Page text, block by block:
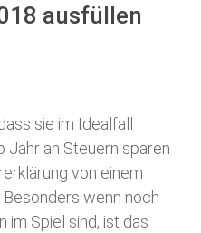
ausfüllen
sie im Idealfall
Jahr an Steuern sparen
von einem
. Besonders wenn noch
im Spiel sind, ist das